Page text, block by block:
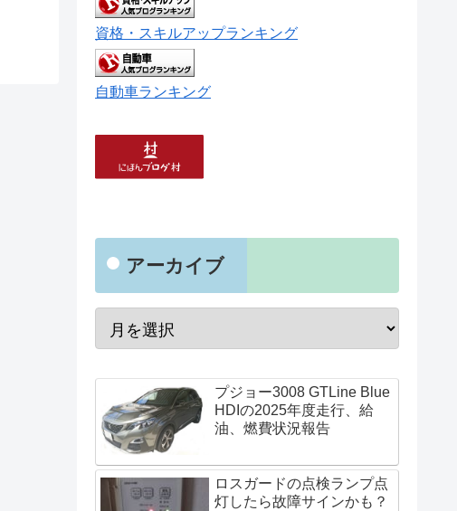
資格・スキルアップランキング
自動車ランキング
アーカイブ
プジョー3008 GTLine Blue
HDIの2025年度走行、給
油、燃費状況報告
ロスガードの点検ランプ点
灯したら故障サインかも？